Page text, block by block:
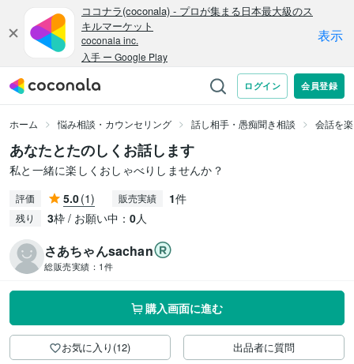
ホーム 悩み相談・カウンセリング 話し相手・愚痴聞き相談 会話を
あなたとたのしくお話します
私と一緒に楽しくおしゃべりしませんか？
評価 5.0(1) 販売実績 1件
残り 3枠 / お願い中： 0人
さあちゃんsachan
総販売実績： 1件
購入画面に進む
お気に入り(12) 出品者に質問